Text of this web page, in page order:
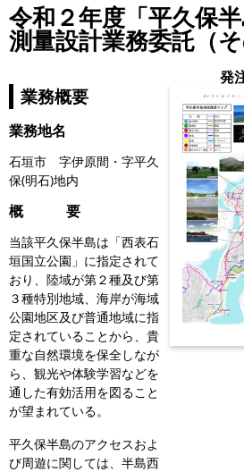
令和２年度「平久保
測量設計業務委託（そ
発
業務概要
業務地名
石垣市 字伊原間・字平久
保(明石)地内
概 要
当該平久保半島は「西表石
垣国立公園」に指定されて
おり、陸域が第２種及び第
３種特別地域、海岸が海域
公園地区及び普通地域に指
定されていることから、貴
重な自然環境を保全しなが
ら、観光や体験学習などを
通した有効活用を図ること
が望まれている。
平久保半島のアクセスおよ
び周遊に関しては、半島西